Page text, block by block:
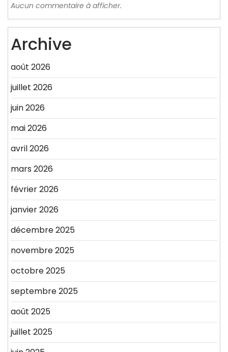
Aucun commentaire à afficher.
Archive
août 2026
juillet 2026
juin 2026
mai 2026
avril 2026
mars 2026
février 2026
janvier 2026
décembre 2025
novembre 2025
octobre 2025
septembre 2025
août 2025
juillet 2025